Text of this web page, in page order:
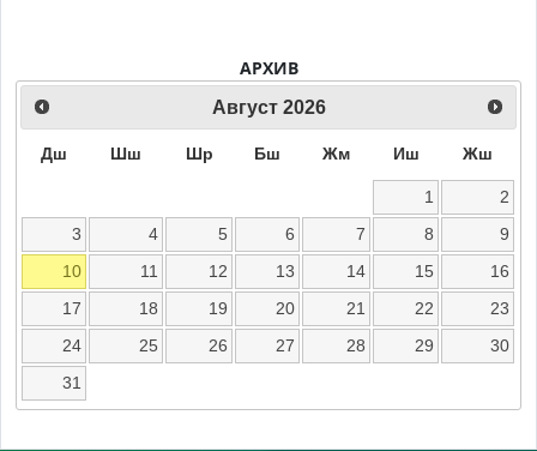
АРХИВ
Август 2026
Дш Шш Шр Бш Жм Иш Жш
1
2
3
4 5 6 7 8
9
10
11 12 13 14 15
16
17
18 19 20 21 22
23
24
25 26 27 28 29
30
31